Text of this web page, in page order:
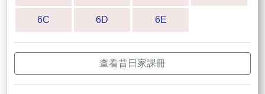
6C 6D 6E
查看昔日家課冊